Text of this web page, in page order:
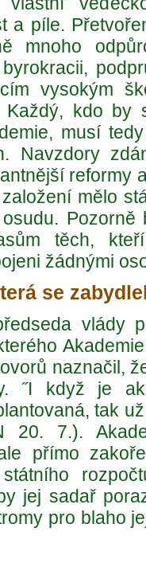
a píle.
mnoho
vysokým
Každý, kdo by
musí
Navzdory
reformy
mělo
těch,
žádnými
se
vlády
naznačil,
˝I když je
tak
20. 7.).
přímo
jej sadař
pro blaho